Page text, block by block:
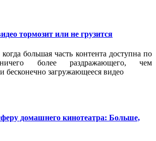
тормозит или не грузится
большая часть контента доступна по
более раздражающего, чем
бесконечно загружающееся видео
домашнего кинотеатра: Больше,